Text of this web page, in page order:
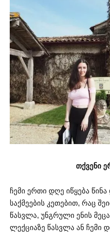
თქვენი
ჩემი ერთი დღე იწყება
საქმეების კეთებით, რაც
წასვლა, უნგრული ენის
ლექციაზე წასვლა ან ჩემი